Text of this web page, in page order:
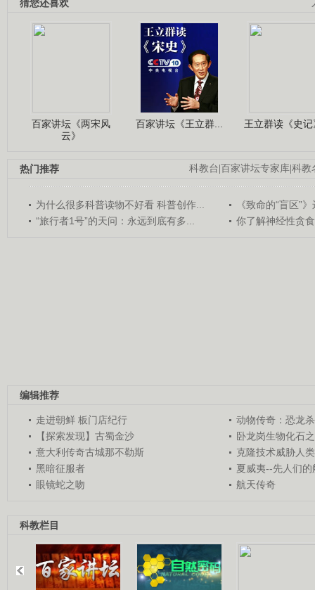
猜您还喜欢
百家讲坛《两宋风
云》
百家讲坛《王立群... 王立群读《史
科教台 百家讲坛专家库 科教
热门推荐
为什么很多科普读物不好看 科普创作...
《致命的“盲区”
“旅行者1号”的天问：永远到底有多...
你了解神经性贪
编辑推荐
走进朝鲜 板门店纪行
动物传奇：恐龙
【探索发现】古蜀金沙
卧龙岗生物化石
意大利传奇古城那不勒斯
克隆技术威胁人
黑暗征服者
夏威夷--先人们的
眼镜蛇之吻
航天传奇
科教栏目